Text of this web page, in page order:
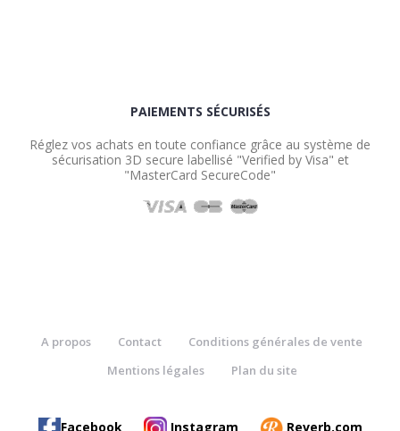
PAIEMENTS SÉCURISÉS
Réglez vos achats en toute confiance grâce au système de
sécurisation 3D secure labellisé "Verified by Visa" et
"MasterCard SecureCode"
A propos Contact
Conditions générales de vente
Mentions légales
Plan du site
Facebook Instagram Reverb.com